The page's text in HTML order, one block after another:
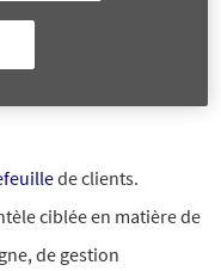
ne signifie pas
de clients.
ciblée en matière de
de gestion